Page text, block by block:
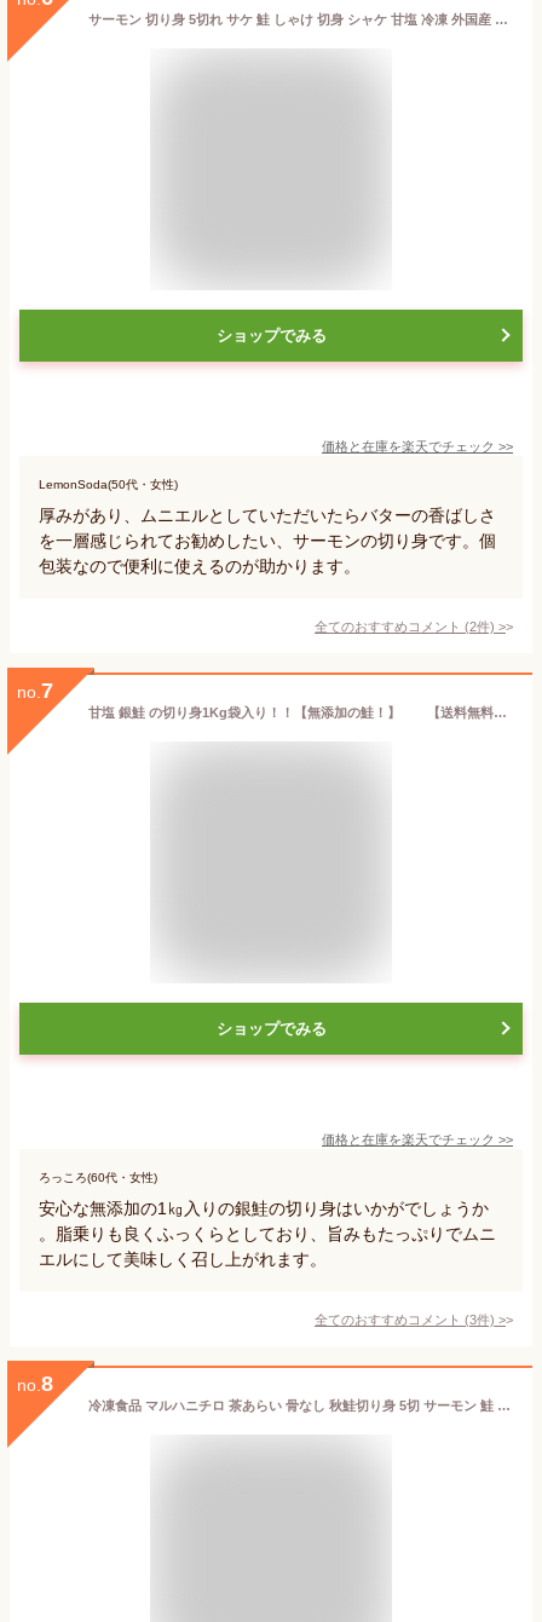
サーモン 切り身 5切れ サケ 鮭 しゃけ 切身 シャケ 甘塩 冷凍 外国産 【冷凍便でお届け】 プレゼント ギフト お祝い 誕生日 取り寄せ お歳暮 敬老の日 サプライズ
ショップでみる
価格と在庫を楽天でチェック >>
LemonSoda(50代・女性)
厚みがあり、ムニエルとしていただいたらバターの香ばしさ
を一層感じられてお勧めしたい、サーモンの切り身です。個
包装なので便利に使えるのが助かります。
全てのおすすめコメント (2件) >
no. 7
甘塩 銀鮭 の切り身1Kg袋入り！！【無添加の鮭！】 【送料無料】【smtb-KD】【RCP】【ギフト】【父の日・母の日】【お中元・御中元】【お歳暮・御歳暮】【楽ギフ_のし】
ショップでみる
価格と在庫を楽天でチェック >>
ろっころ(60代・女性)
安心な無添加の1㎏入りの銀鮭の切り身はいかがでしょうか
。脂乗りも良くふっくらとしており、旨みもたっぷりでムニ
エルにして美味しく召し上がれます。
全てのおすすめコメント (3件) >
no. 8
冷凍食品 マルハニチロ 茶あらい 骨なし 秋鮭切り身 5切 サーモン 鮭 お弁当 おかず 惣菜